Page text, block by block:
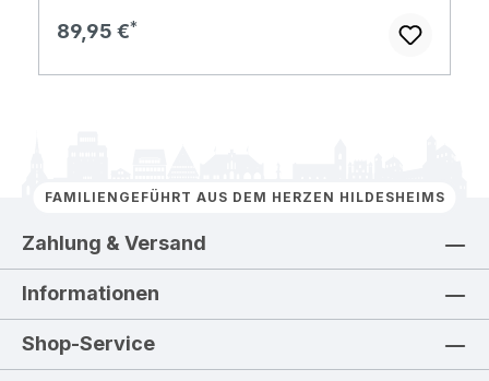
Regulärer Preis:
89,95 €
FAMILIENGEFÜHRT AUS DEM HERZEN HILDESHEIMS
Zahlung & Versand
Informationen
Shop-Service